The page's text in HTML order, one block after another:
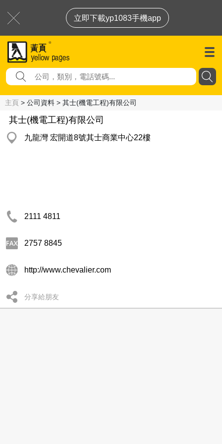
立即下載yp1083手機app
主頁 > 公司資料 > 其士(機電工程)有限公司
其士(機電工程)有限公司
九龍灣 宏開道8號其士商業中心22樓
2111 4811
2757 8845
http://www.chevalier.com
分享給朋友